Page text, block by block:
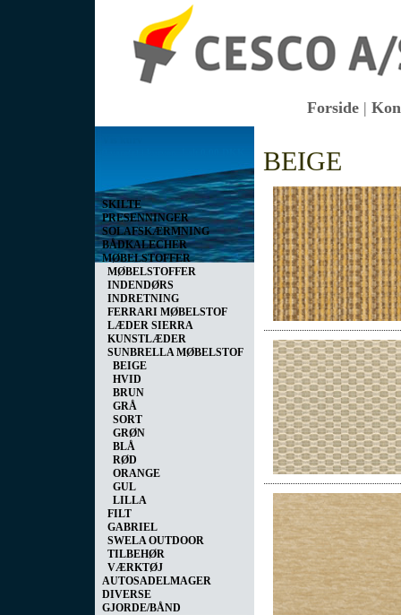
Forside |
SKILTE
PRESENNINGER
SOLAFSKÆRMNING
BÅDKALECHER
MØBELSTOFFER
MØBELSTOFFER
INDENDØRS
INDRETNING
FERRARI MØBELSTOF
LÆDER SIERRA
KUNSTLÆDER
SUNBRELLA MØBELSTOF
BEIGE
HVID
BRUN
GRÅ
SORT
GRØN
BLÅ
RØD
ORANGE
GUL
LILLA
FILT
GABRIEL
SWELA OUTDOOR
TILBEHØR
VÆRKTØJ
AUTOSADELMAGER
DIVERSE
GJORDE/BÅND
BEIGE